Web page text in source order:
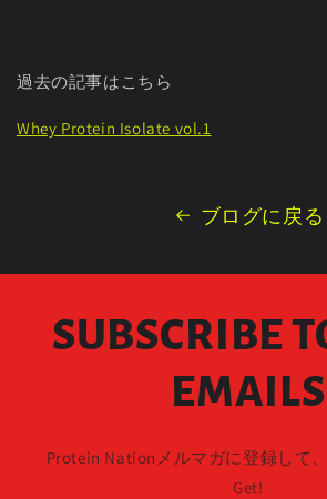
過去の記事はこちら
Whey Protein Isolate vol.1
ブログに戻る
SUBSCRIBE
EMAILS
Protein Nationメルマガに登録して
Get!